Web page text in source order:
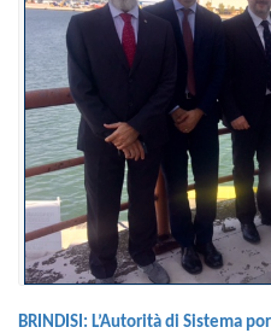
BRINDISI: L’Autorità di Sistema